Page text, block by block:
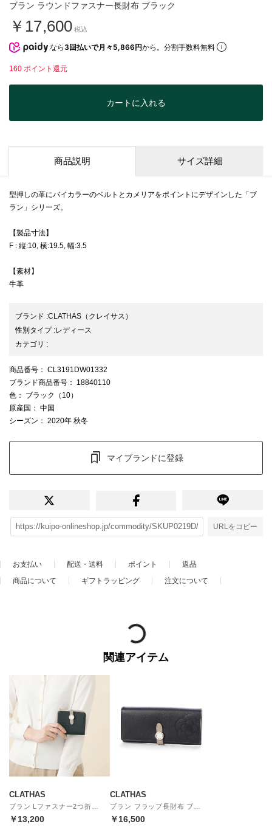
ブラン ラウンドファスナー長財布 ブラック
￥17,600 税込
なら 3回払いで月々5,866円から。分割手数料無料
160 ポイント還元
カートに入れる
商品説明 サイズ詳細
型押しの革にバイカラーのベルトとカメリアをポイントにデザインした「ブ
ラン」シリーズ。
【製品寸法】
F : 縦:10, 横:19.5, 幅:3.5
【素材】
牛革
ブランド :CLATHAS （クレイサス）
性別タイプ:レディース
カテゴリ :
商品番号 ： CL3191DW01332
ブランド商品番号 ： 18840110
色 ： ブラック（10）
原産国 ： 中国
シーズン ： 2020年 秋冬
マイブランドに登録
URLをコピー
お支払い 配送・送料 ポイント
返品
商品について
ギフトラッピング 注文について
関連アイテム
CLATHAS
￥13,200
CLATHAS
￥16,500